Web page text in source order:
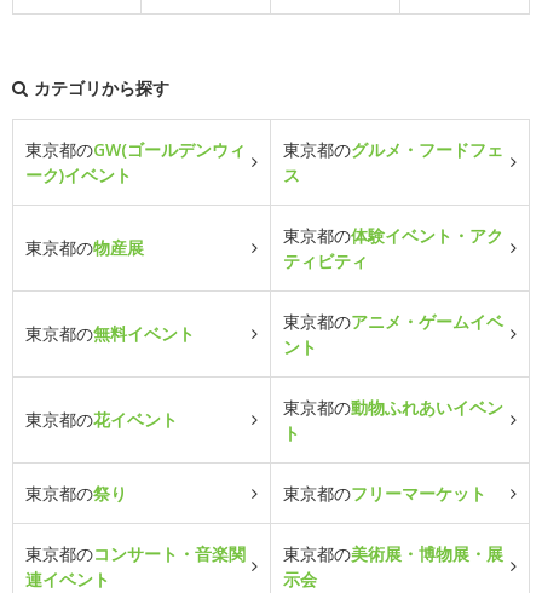
カテゴリから探す
東京都のGW(ゴールデンウィ
ーク)イベント
東京都のグルメ・フードフェ
ス
東京都の物産展
東京都の体験イベント・アク
ティビティ
東京都の無料イベント
東京都のアニメ・ゲームイベ
ント
東京都の花イベント
東京都の動物ふれあいイベン
ト
東京都の祭り 東京都のフリーマーケット
東京都のコンサート・音楽関
連イベント
東京都の美術展・博物展・展
示会